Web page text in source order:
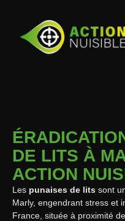
DE LITS À
ACTION
Les punaises de lits sont
Marly, engendrant stress et
France, située à proximité